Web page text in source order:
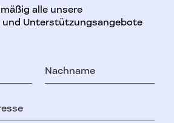
alle unsere
Unterstützungsangebote